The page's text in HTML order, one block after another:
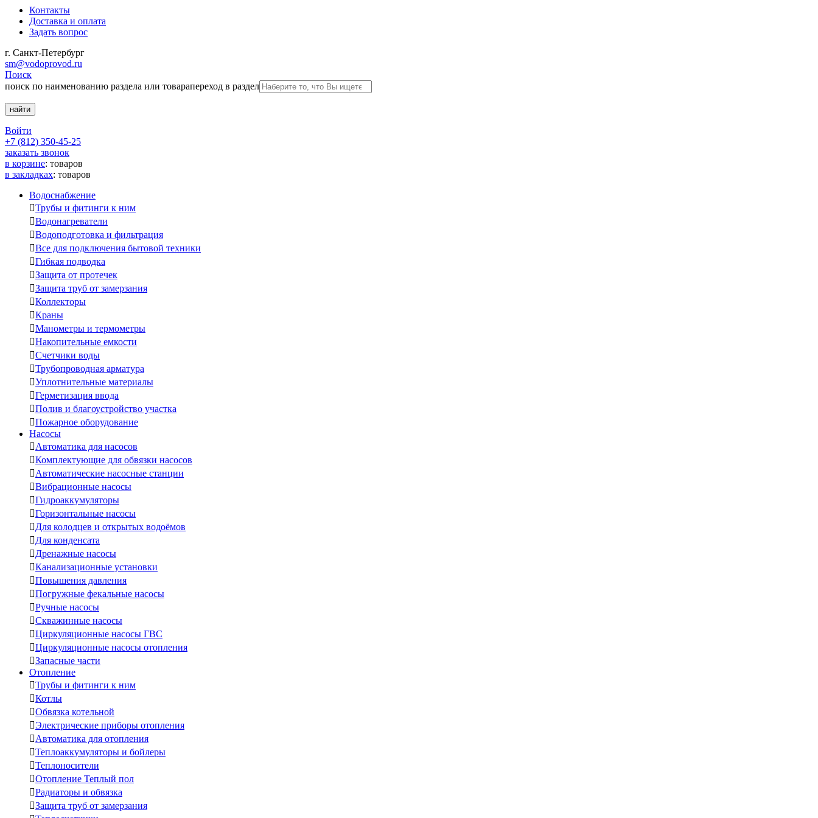
Контакты
Доставка и оплата
Задать вопрос
г. Санкт-Петербург
sm@vodoprovod.ru
Поиск
поиск по наименованию раздела или товарапереход в раздел
Войти
+7 (812) 350-45-25
заказать звонок
в корзине: товаров
в закладках: товаров
Водоснабжение
Трубы и фитинги к ним
Водонагреватели
Водоподготовка и фильтрация
Все для подключения бытовой техники
Гибкая подводка
Защита от протечек
Защита труб от замерзания
Коллекторы
Краны
Манометры и термометры
Накопительные емкости
Счетчики воды
Трубопроводная арматура
Уплотнительные материалы
Герметизация ввода
Полив и благоустройство участка
Пожарное оборудование
Насосы
Автоматика для насосов
Комплектующие для обвязки насосов
Автоматические насосные станции
Вибрационные насосы
Гидроаккумуляторы
Горизонтальные насосы
Для колодцев и открытых водоёмов
Для конденсата
Дренажные насосы
Канализационные установки
Повышения давления
Погружные фекальные насосы
Ручные насосы
Скважинные насосы
Циркуляционные насосы ГВС
Циркуляционные насосы отопления
Запасные части
Отопление
Трубы и фитинги к ним
Котлы
Обвязка котельной
Электрические приборы отопления
Автоматика для отопления
Теплоаккумуляторы и бойлеры
Теплоносители
Отопление Теплый пол
Радиаторы и обвязка
Защита труб от замерзания